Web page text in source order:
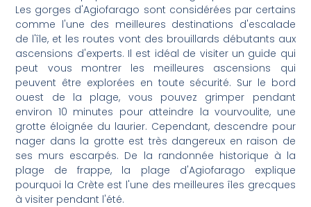
Les gorges d'Agiofarago sont considérées par certains
comme l'une des meilleures destinations d'escalade
de l'île, et les routes vont des brouillards débutants aux
ascensions d'experts. Il est idéal de visiter un guide qui
peut vous montrer les meilleures ascensions qui
peuvent être explorées en toute sécurité. Sur le bord
ouest de la plage, vous pouvez grimper pendant
environ 10 minutes pour atteindre la vourvoulite, une
grotte éloignée du laurier. Cependant, descendre pour
nager dans la grotte est très dangereux en raison de
ses murs escarpés. De la randonnée historique à la
plage de frappe, la plage d'Agiofarago explique
pourquoi la Crète est l'une des meilleures îles grecques
à visiter pendant l'été.